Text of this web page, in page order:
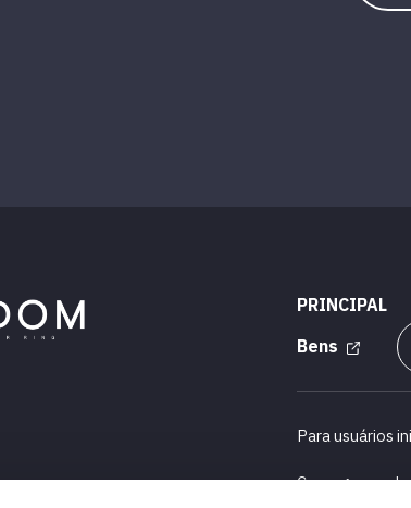
PRINCIPAL
Bens
Para usuários
Cronograma